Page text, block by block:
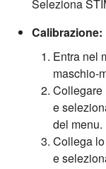
Seleziona
Calibrazione:
Entra nel
maschio-
Collegare
e
del menu.
Collega
e